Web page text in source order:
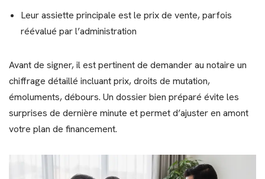
Leur assiette principale est le prix de vente, parfois
réévalué par l’administration
Avant de signer, il est pertinent de demander au notaire un
chiffrage détaillé incluant prix, droits de mutation,
émoluments, débours. Un dossier bien préparé évite les
surprises de dernière minute et permet d’ajuster en amont
votre plan de financement.